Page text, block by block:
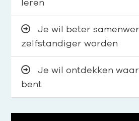
leren
Je wil beter
zelfstandiger worden
Je wil ontdekken
bent